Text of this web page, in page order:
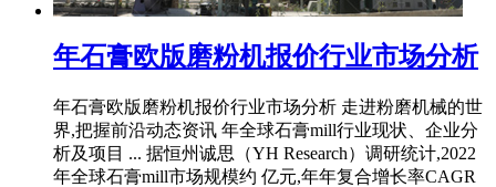
年石膏欧版磨粉机报价行业市场分析
年石膏欧版磨粉机报价行业市场分析 走进粉磨机械的世
界,把握前沿动态资讯 年全球石膏mill行业现状、企业分
析及项目 ... 据恒州诚思（YH Research）调研统计,2022
年全球石膏mill市场规模约 亿元,年年复合增长率CAGR